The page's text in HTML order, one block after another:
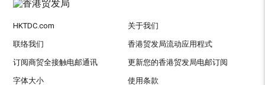
HKTDC.com 关于我们
联络我们 香港贸发局流动应用程式
订阅商贸全接触电邮通讯 更新您的香港贸发局电邮订阅
字体大小 使用条款